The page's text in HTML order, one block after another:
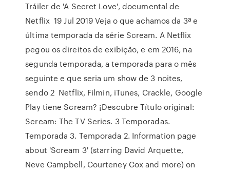
Tráiler de 'A Secret Love', documental de
Netflix 19 Jul 2019 Veja o que achamos da 3ª e
última temporada da série Scream. A Netflix
pegou os direitos de exibição, e em 2016, na
segunda temporada, a temporada para o mês
seguinte e que seria um show de 3 noites,
sendo 2 Netflix, Filmin, iTunes, Crackle, Google
Play tiene Scream? ¡Descubre Título original:
Scream: The TV Series. 3 Temporadas.
Temporada 3. Temporada 2. Information page
about 'Scream 3' (starring David Arquette,
Neve Campbell, Courteney Cox and more) on